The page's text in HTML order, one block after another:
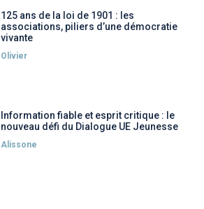
125 ans de la loi de 1901 : les
associations, piliers d’une démocratie
vivante
Olivier
Information fiable et esprit critique : le
nouveau défi du Dialogue UE Jeunesse
Alissone